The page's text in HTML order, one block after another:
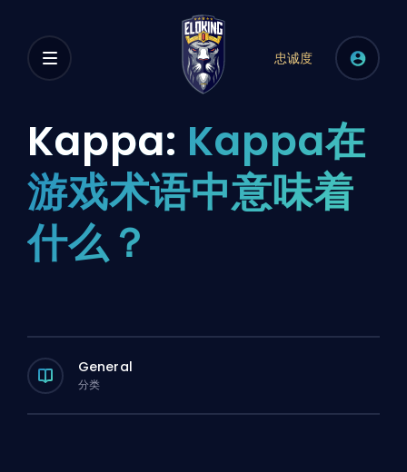
忠诚度
Kappa: Kappa在
游戏术语中意味着
什么？
General
分类